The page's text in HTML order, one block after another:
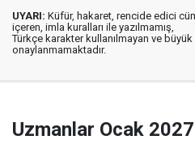
UYARI: Küfür, hakaret, rencide edici
içeren, imla kuralları ile yazılmamış,
Türkçe karakter kullanılmayan ve
onaylanmamaktadır.
Uzmanlar Ocak